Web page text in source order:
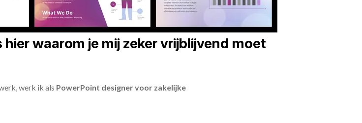
waarom je mij zeker vrijblijvend moet
werk ik als PowerPoint designer voor zakelijke